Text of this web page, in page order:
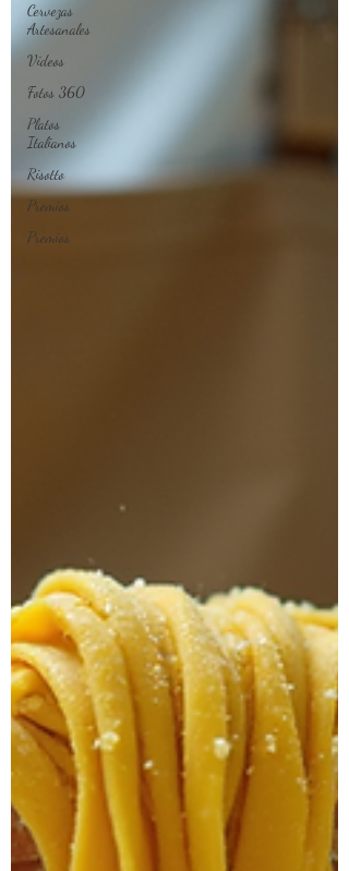
Cervezas
Artesanales
Videos
Fotos 360
Platos
Italianos
Risotto
Premios
Premios